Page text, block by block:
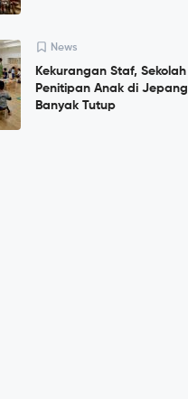
News
Kekurangan Staf, Sekolah
Penitipan Anak di Jepang
Banyak Tutup